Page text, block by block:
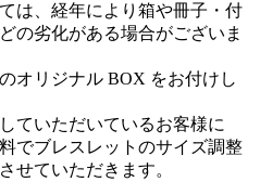
は、経年により箱や冊子・付
の劣化がある場合がございま
オリジナル BOX をお付けし
ていただいているお客様に
でブレスレットのサイズ調整
せていただきます。